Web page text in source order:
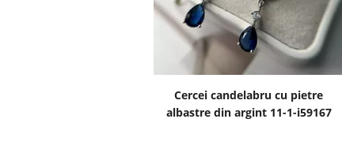
Cercei candelabru cu pietre
albastre din argint 11-1-i59167